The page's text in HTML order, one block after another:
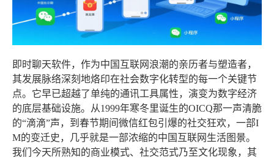
即时聊天软件，作为中国互联网浪潮的亲历者与塑造者，
其发展脉络深刻地烙印在社会数字化转型的每一个关键节
点。它早已超越了单纯的通讯工具属性，演变为数字经济
的底层基础设施。从1999年寒冬里诞生的OICQ那一声清脆
的“滴滴”声，到春节期间微信红包引爆的社交狂欢，一部I
M的变迁史，几乎就是一部浓缩的中国互联网生活图景。
我们今天所熟知的商业模式、社交范式乃至文化现象，其